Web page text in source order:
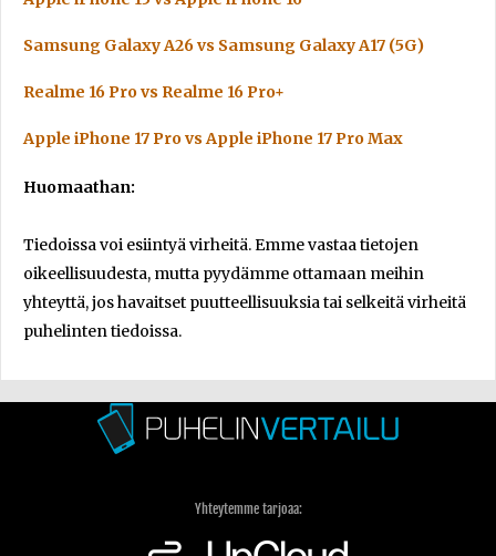
Samsung Galaxy A26 vs Samsung Galaxy A17 (5G)
Realme 16 Pro vs Realme 16 Pro+
Apple iPhone 17 Pro vs Apple iPhone 17 Pro Max
Huomaathan:
Tiedoissa voi esiintyä virheitä. Emme vastaa tietojen
oikeellisuudesta, mutta pyydämme ottamaan meihin
yhteyttä, jos havaitset puutteellisuuksia tai selkeitä virheitä
puhelinten tiedoissa.
Yhteytemme tarjoaa: